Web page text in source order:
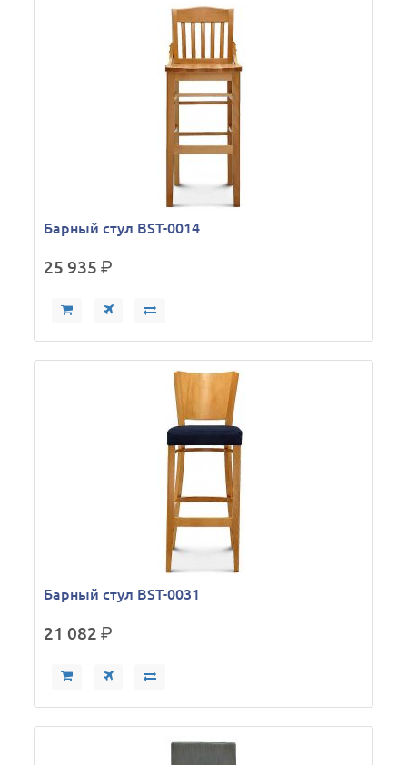
Барный стул BST-0014
25 935р.
Барный стул BST-0031
21 082р.